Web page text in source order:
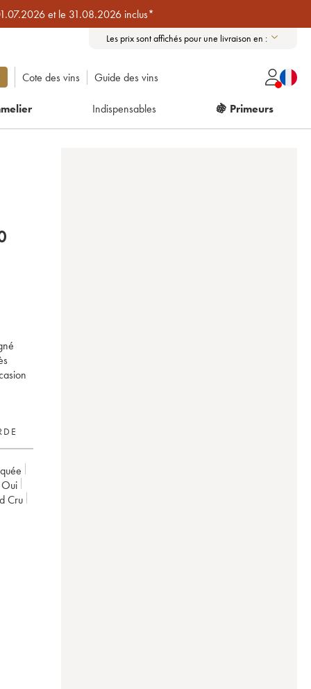
et le 31.08.2026 inclus*
Les prix sont affichés pour une livraison en :
Cote des vins Guide des vins
Indispensables 🍇 Primeurs
oui
Cru